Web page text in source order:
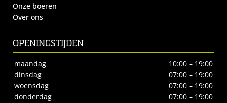
Onze boeren
Over ons
OPENINGSTIJDEN
maandag
10:00 – 19:00
dinsdag
07:00 – 19:00
woensdag
07:00 – 19:00
donderdag
07:00 – 19:00